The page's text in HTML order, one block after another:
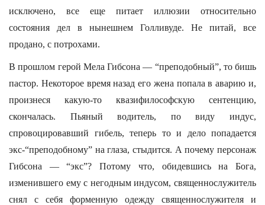
исключено, все еще питает иллюзии относительно
состояния дел в нынешнем Голливуде. Не питай, все
продано, с потрохами.
В прошлом герой Мела Гибсона — “преподобный”, то бишь
пастор. Некоторое время назад его жена попала в аварию и,
произнеся какую-то квазифилософскую сентенцию,
скончалась. Пьяный водитель, по виду индус,
спровоцировавший гибель, теперь то и дело попадается
экс-“преподобному” на глаза, стыдится. А почему персонаж
Гибсона — “экс”? Потому что, обидевшись на Бога,
изменившего ему с негодным индусом, священнослужитель
снял с себя форменную одежду священнослужителя и